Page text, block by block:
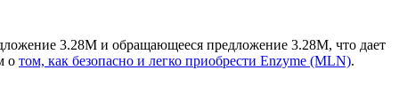
3.28M и обращающееся предложение 3.28M, что дает
о том, как безопасно и легко приобрести Enzyme (MLN).